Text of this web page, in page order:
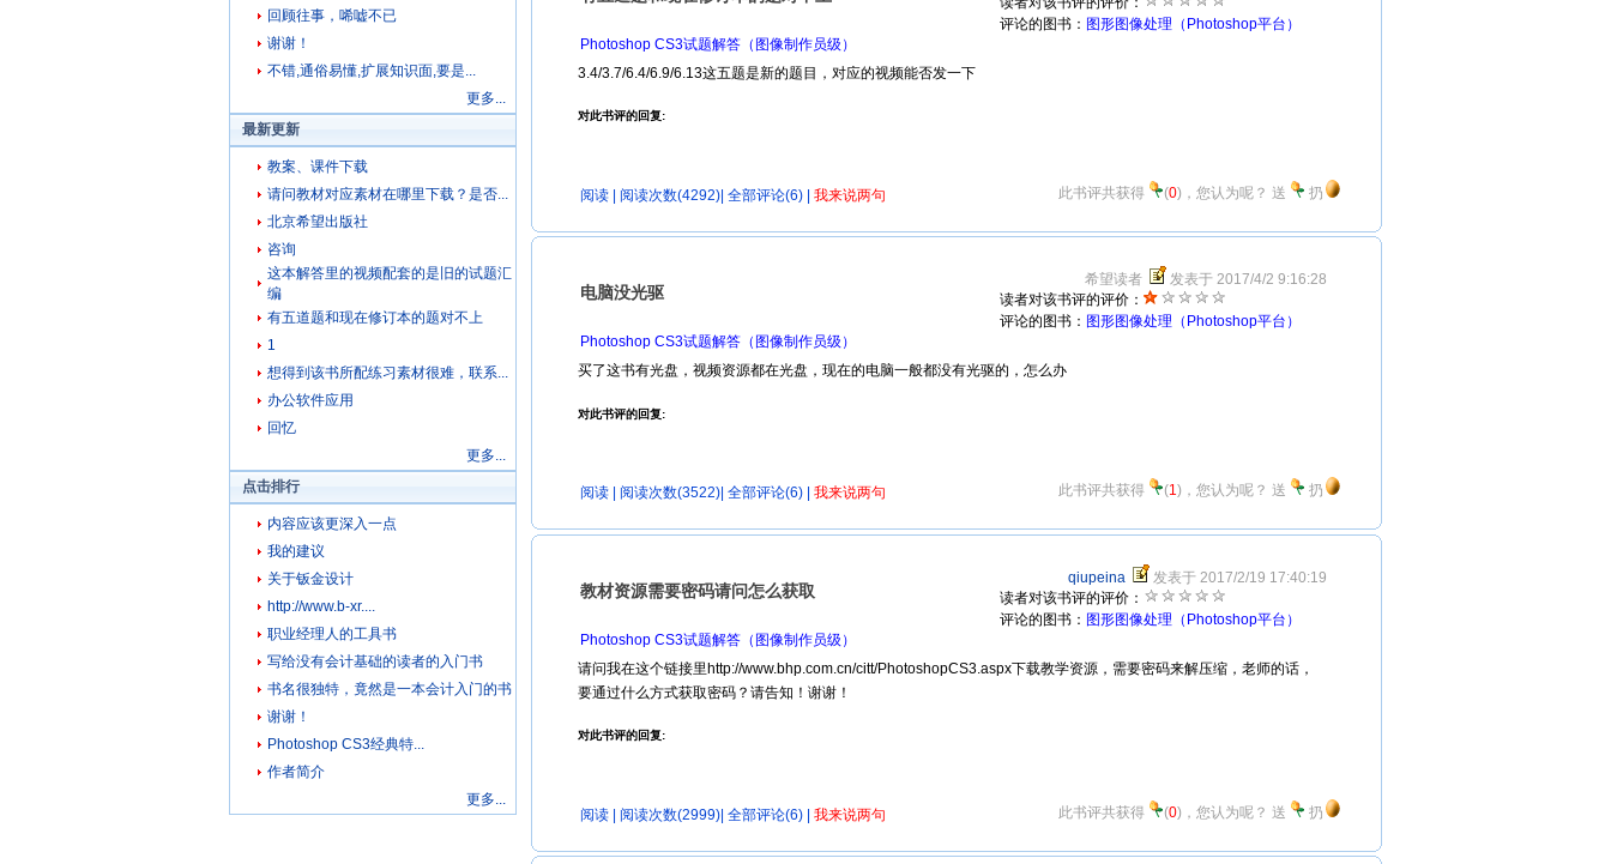
回顾往事，唏嘘不已
谢谢！
不错,通俗易懂,扩展知识面,要是...
更多...
最新更新
教案、课件下载
请问教材对应素材在哪里下载？是否...
北京希望出版社
咨询
这本解答里的视频配套的是旧的试题汇
编
有五道题和现在修订本的题对不上
1
想得到该书所配练习素材很难，联系...
办公软件应用
回忆
更多...
点击排行
内容应该更深入一点
我的建议
关于钣金设计
http://www.b-xr....
职业经理人的工具书
写给没有会计基础的读者的入门书
书名很独特，竟然是一本会计入门的书
谢谢！
Photoshop CS3经典特...
作者简介
更多...
评论的图书： 图形图像处理（Photoshop平台）
Photoshop CS3试题解答（图像制作员级）
3.4/3.7/6.4/6.9/6.13这五题是新的题目，对应的视频能否发一下
对此书评的回复:
阅读 | 阅读次数(4292)| 全部评论(6) | 我来说两句 此书评共获得 (0)，您认为呢？ 送 扔
电脑没光驱
希望读者
发表于 2017/4/2 9:16:28
读者对该书评的评价：
评论的图书： 图形图像处理（Photoshop平台）
Photoshop CS3试题解答（图像制作员级）
买了这书有光盘，视频资源都在光盘，现在的电脑一般都没有光驱的，怎么办
对此书评的回复:
阅读 | 阅读次数(3522)| 全部评论(6) 我来说两句 此书评共获得 (1)，您认为呢？ 送 扔
教材资源需要密码请问怎么获取
qiupeina
发表于 2017/2/19 17:40:19
读者对该书评的评价：
评论的图书： 图形图像处理（Photoshop平台）
Photoshop CS3试题解答（图像制作员级）
请问我在这个链接里http://www.bhp.com.cn/citt/PhotoshopCS3.aspx下载教学资源，需要密码来解压缩，老师的话，
要通过什么方式获取密码？请告知！谢谢！
对此书评的回复:
阅读 | 阅读次数(2999)| 全部评论(6) 我来说两句 此书评共获得 (0)，您认为呢？ 送 扔